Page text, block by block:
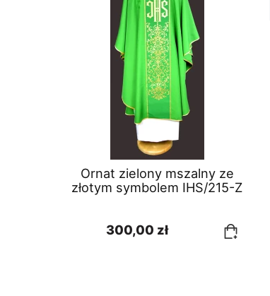
Ornat zielony mszalny ze
złotym symbolem IHS/215-Z
300,00 zł